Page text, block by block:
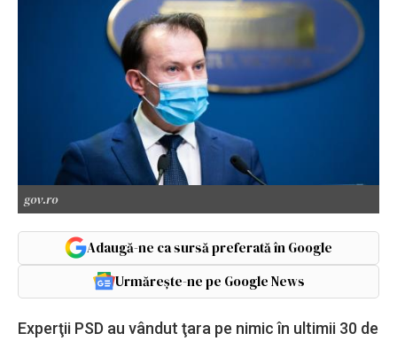
gov.ro
Adaugă-ne ca sursă preferată în Google
Urmărește-ne pe Google News
Experţii PSD au vândut ţara pe nimic în ultimii 30 de